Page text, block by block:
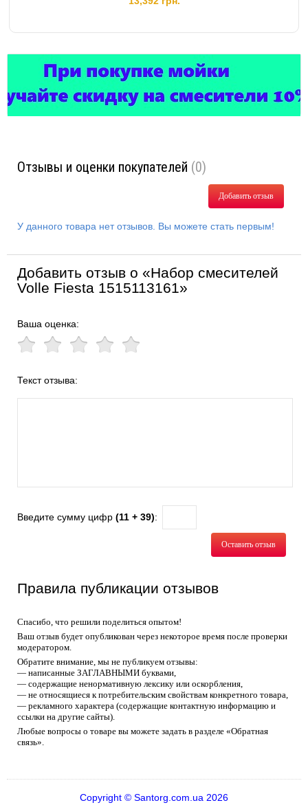
Отзывы и оценки покупателей (0)
Добавить отзыв
У данного товара нет отзывов. Вы можете стать первым!
Добавить отзыв о «Набор смесителей
Volle Fiesta 1515113161»
Ваша оценка:
Текст отзыва:
Введите сумму цифр (11 + 39):
Оставить отзыв
Правила публикации отзывов
Спасибо, что решили поделиться опытом!
Ваш отзыв будет опубликован через некоторое время после проверки
модератором.
Обратите внимание, мы не публикуем отзывы:
— написанные ЗАГЛАВНЫМИ буквами,
— содержащие ненормативную лексику или оскорбления,
— не относящиеся к потребительским свойствам конкретного товара,
— рекламного характера (содержащие контактную информацию и
ссылки на другие сайты).
Любые вопросы о товаре вы можете задать в разделе «Обратная
связь».
Copyright © Santorg.com.ua 2026